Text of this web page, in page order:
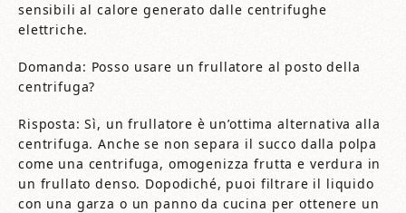
sensibili al calore generato dalle centrifughe
elettriche.
Domanda: Posso usare un frullatore al posto della
centrifuga?
Risposta: Sì, un frullatore è un’ottima alternativa alla
centrifuga. Anche se non separa il succo dalla polpa
come una centrifuga, omogenizza frutta e verdura in
un frullato denso. Dopodiché, puoi filtrare il liquido
con una garza o un panno da cucina per ottenere un